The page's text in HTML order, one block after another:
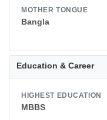
MOTHER TONGUE
Bangla
Education & Career
HIGHEST EDUCATION
MBBS